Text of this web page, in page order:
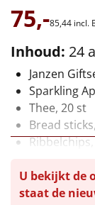
Luxe
Mannen
Vrouwen
Duurzaam
Leuke
Goedkope
75,-85,44 incl.
Inhoud: 24
Janzen
Sparkling
Thee, 20 st
Bread
Ribbelchips,
Toast, 100
U bekijkt de
staat de